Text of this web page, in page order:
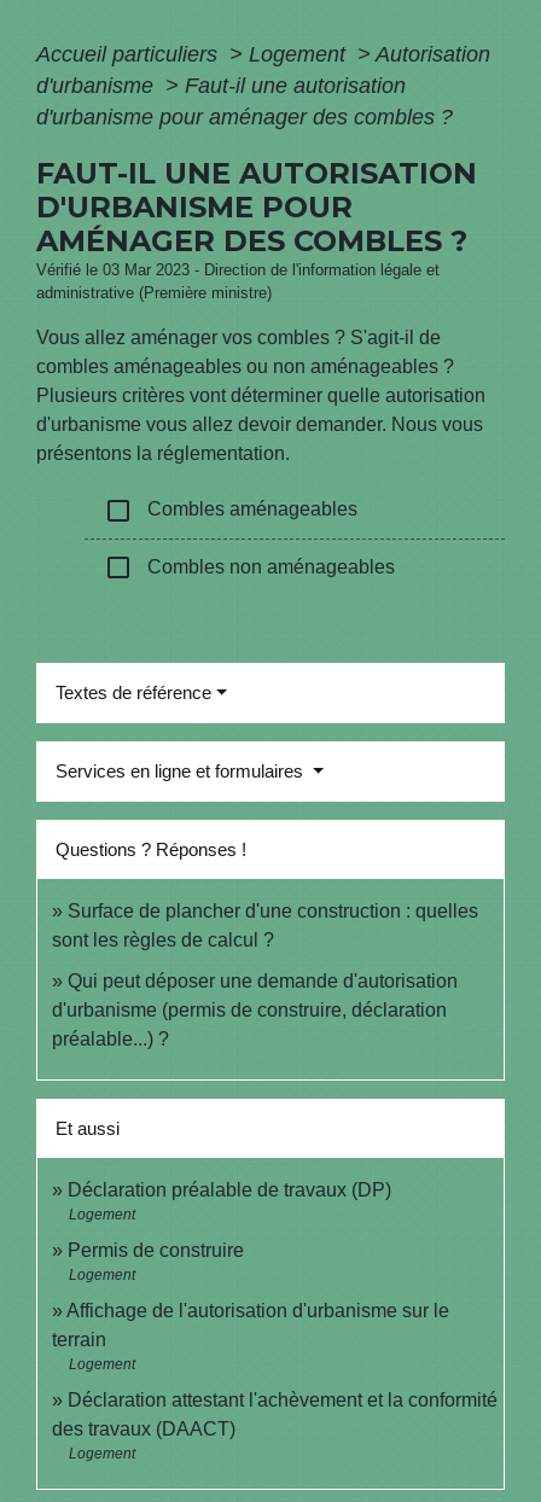
Accueil particuliers > Logement > Autorisation
d'urbanisme > Faut-il une autorisation
d'urbanisme pour aménager des combles ?
FAUT-IL UNE AUTORISATION
D'URBANISME POUR
AMÉNAGER DES COMBLES ?
Vérifié le 03 Mar 2023 - Direction de l'information légale et
administrative (Première ministre)
Vous allez aménager vos combles ? S'agit-il de
combles aménageables ou non aménageables ?
Plusieurs critères vont déterminer quelle autorisation
d'urbanisme vous allez devoir demander. Nous vous
présentons la réglementation.
check_box_outline_blank Combles aménageables
check_box_outline_blank Combles non aménageables
Textes de référence
Services en ligne et formulaires
Questions ? Réponses !
Surface de plancher d'une construction : quelles
sont les règles de calcul ?
Qui peut déposer une demande d'autorisation
d'urbanisme (permis de construire, déclaration
préalable...) ?
Et aussi
Déclaration préalable de travaux (DP)
Logement
Permis de construire
Logement
Affichage de l'autorisation d'urbanisme sur le
terrain
Logement
Déclaration attestant l'achèvement et la conformité
des travaux (DAACT)
Logement